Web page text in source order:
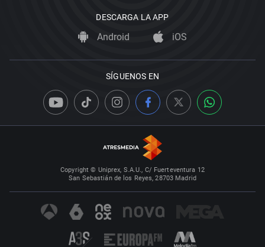
DESCARGA LA APP
Android iOS
SÍGUENOS EN
Copyright © Uniprex, S.A.U., C/ Fuerteventura 12
San Sebastián de los Reyes, 28703 Madrid